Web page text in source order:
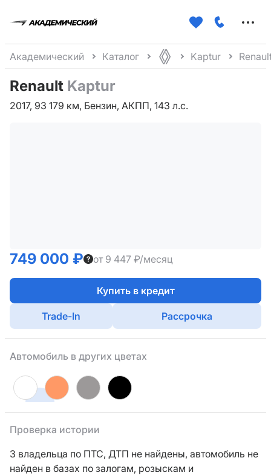
Академический Каталог Kaptur
Renault Kaptur
2017, 93 179 км, Бензин, АКПП, 143 л.с.
749 000 ₽ от 9 447 ₽/месяц
Купить в кредит
Trade-In Рассрочка
Автомобиль в других цветах
Проверка истории
3 владельца по ПТС, ДТП не найдены, автомобиль не
найден в базах по залогам, розыскам и